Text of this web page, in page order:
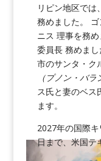
リピン地区で
務めました。
ニス 理事を務
委員長 務めま
市のサンタ・ク
（プノン・バラ
ス氏と妻のベス
ます。
2027年の国際
日まで、米国テ